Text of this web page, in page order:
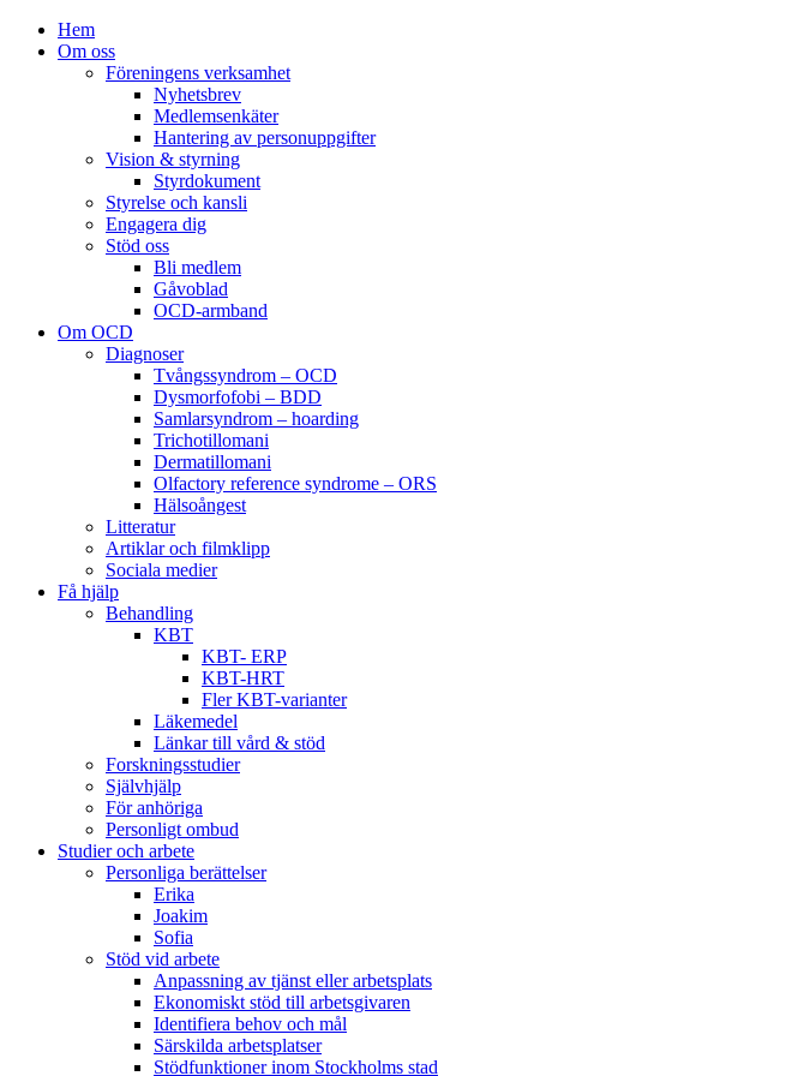
Hem
Om oss
Föreningens verksamhet
Nyhetsbrev
Medlemsenkäter
Hantering av personuppgifter
Vision & styrning
Styrdokument
Styrelse och kansli
Engagera dig
Stöd oss
Bli medlem
Gåvoblad
OCD-armband
Om OCD
Diagnoser
Tvångssyndrom – OCD
Dysmorfofobi – BDD
Samlarsyndrom – hoarding
Trichotillomani
Dermatillomani
Olfactory reference syndrome – ORS
Hälsoångest
Litteratur
Artiklar och filmklipp
Sociala medier
Få hjälp
Behandling
KBT
KBT- ERP
KBT-HRT
Fler KBT-varianter
Läkemedel
Länkar till vård & stöd
Forskningsstudier
Självhjälp
För anhöriga
Personligt ombud
Studier och arbete
Personliga berättelser
Erika
Joakim
Sofia
Stöd vid arbete
Anpassning av tjänst eller arbetsplats
Ekonomiskt stöd till arbetsgivaren
Identifiera behov och mål
Särskilda arbetsplatser
Stödfunktioner inom Stockholms stad